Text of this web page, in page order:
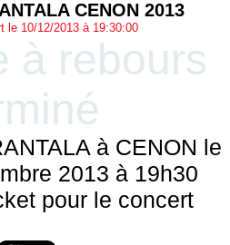
CENON 2013
le 10/12/2013 à 19:30:00
à rebours
à CENON le
2013 à 19h30
pour le concert